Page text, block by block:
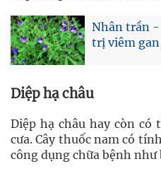
Nhân trần -
trị viêm
Diệp hạ châu
Diệp hạ châu hay còn có
cưa. Cây thuốc nam có
công dụng chữa bệnh